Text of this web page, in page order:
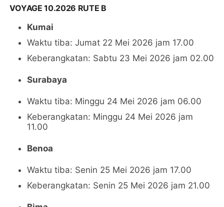
VOYAGE 10.2026 RUTE B
Kumai
Waktu tiba: Jumat 22 Mei 2026 jam 17.00
Keberangkatan: Sabtu 23 Mei 2026 jam 02.00
Surabaya
Waktu tiba: Minggu 24 Mei 2026 jam 06.00
Keberangkatan: Minggu 24 Mei 2026 jam
11.00
Benoa
Waktu tiba: Senin 25 Mei 2026 jam 17.00
Keberangkatan: Senin 25 Mei 2026 jam 21.00